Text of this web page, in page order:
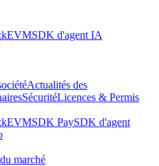
SDK d'agent IA
Actualités des
SécuritéLicences & Permis
SDK PaySDK d'agent
marché